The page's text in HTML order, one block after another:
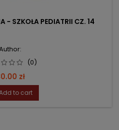
- SZKOŁA PEDIATRII CZ. 14
(0)
zł
to cart